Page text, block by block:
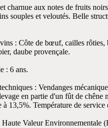
charnue aux notes de fruits
souples et veloutés. Belle
: Côte de bœuf, cailles
daube provençale.
: 6 ans.
: Vendanges
en partie d'un fût de chêne
13,5%. Température de service
Valeur Environnementale